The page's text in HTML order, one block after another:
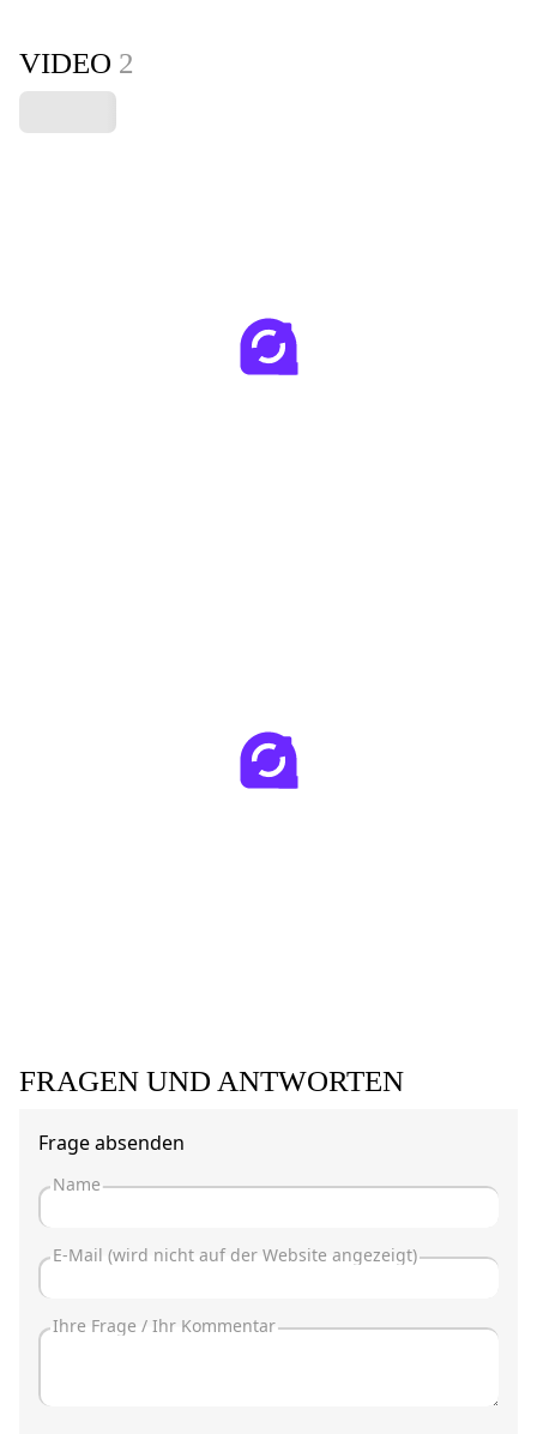
VIDEO 2
FRAGEN UND ANTWORTEN
Frage absenden